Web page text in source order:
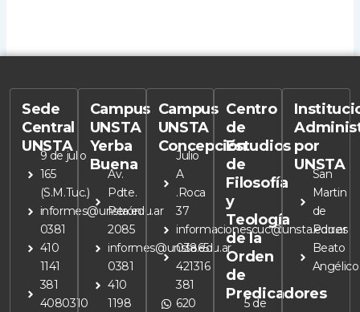
Sede
Central
UNSTA
9 de julio
165
(S.M.Tuc.)
informes@unsta.edu.ar
0381
410
1141
381
4080310
Campus
UNSTA
Yerba
Buena
Av.
Pdte.
Perón
2085
informes@unsta.edu.ar
0381
410
1198
Campus
UNSTA
Concepción
Julio
A
.Roca
37
informacionescuc@unsta.edu.ar
03865
421316
381
620
Centro
de
Estudios
de
Filosofía
y
Teología
de la
Orden
de
Predicadores
5 de
por
UNSTA
San
Martin
de
Porres
Beato
Angélico